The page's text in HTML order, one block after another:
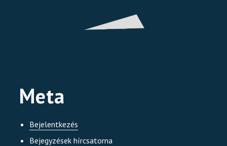
Meta
Bejelentkezés
Bejegyzések hírcsatorna